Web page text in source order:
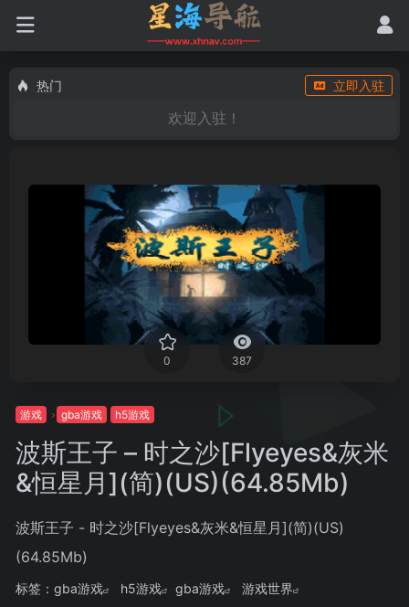
热门 立即入驻
欢迎入驻！
0 387
游戏 gba游戏 h5游戏
波斯王子 – 时之沙[Flyeyes&灰米
&恒星月](简)(US)(64.85Mb)
波斯王子 - 时之沙[Flyeyes&灰米&恒星月](简)(US)
(64.85Mb)
标签： gba游戏 h5游戏 gba游戏
游戏世界